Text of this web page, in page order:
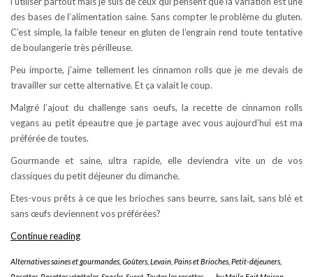
des bases de l’alimentation saine. Sans compter le problème du gluten.
C’est simple, la faible teneur en gluten de l’engrain rend toute tentative
de boulangerie très périlleuse.
Peu importe, j’aime tellement les cinnamon rolls que je me devais de
travailler sur cette alternative. Et ça valait le coup.
Malgré l’ajout du challenge sans oeufs, la recette de cinnamon rolls
vegans au petit épeautre que je partage avec vous aujourd’hui est ma
préférée de toutes.
Gourmande et saine, ultra rapide, elle deviendra vite un de vos
classiques du petit déjeuner du dimanche.
Etes-vous prêts à ce que les brioches sans beurre, sans lait, sans blé et
sans œufs deviennent vos préférées?
Continue readingCinnamon
vegans
Alternatives saines et gourmandes Goûters Levain, Pains et Brioches Petit-déjeuners